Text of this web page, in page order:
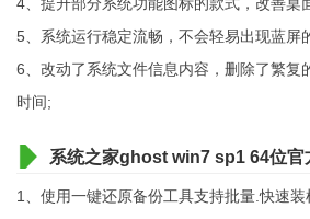
4、提升部分系统功能图标的款式，改善桌
5、系统运行稳定流畅，不会轻易出现蓝屏
6、改动了系统文件信息内容，删除了繁复
时间;
系统之家ghost win7 sp1 64位官
1、使用一键还原备份工具支持批量.快速装